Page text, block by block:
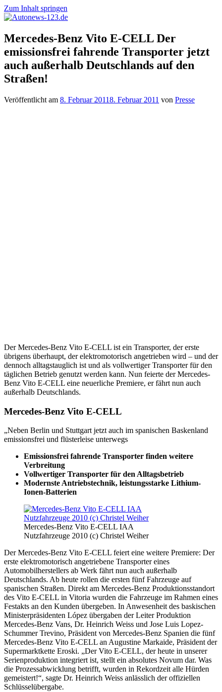
Zum Inhalt springen
Autonews-
123.de
Autonews
mit
Charme
Mercedes-Benz Vito E-CELL Der
emissionsfrei fahrende Transporter jetzt
auch außerhalb Deutschlands auf den
Straßen!
Veröffentlicht am 8. Februar 20118. Februar 2011 von Presse
Der Mercedes-Benz Vito E-CELL ist ein Transporter, der erste
übrigens überhaupt, der elektromotorisch angetrieben wird – und der
dennoch alltagstauglich ist und als vollwertiger Transporter für den
täglichen Betrieb genutzt werden kann. Nun feierte der Mercedes-
Benz Vito E-CELL eine neuerliche Premiere, er fährt nun auch
außerhalb Deutschlands.
Mercedes-Benz Vito E-CELL
„Neben Berlin und Stuttgart jetzt auch im spanischen Baskenland
emissionsfrei und flüsterleise unterwegs
Emissionsfrei fahrende Transporter finden weitere
Verbreitung
Vollwertiger Transporter für den Alltagsbetrieb
Modernste Antriebstechnik, leistungsstarke Lithium-
Ionen-Batterien
Mercedes-Benz Vito E-CELL IAA
Nutzfahrzeuge 2010 (c) Christel Weiher
Der Mercedes-Benz Vito E-CELL feiert eine weitere Premiere: Der
erste elektromotorisch angetriebene Transporter eines
Automobilherstellers ab Werk fährt nun auch außerhalb
Deutschlands. Ab heute rollen die ersten fünf Fahrzeuge auf
spanischen Straßen. Direkt am Mercedes-Benz Produktionsstandort
des Vito E-CELL in Vitoria wurden die Fahrzeuge im Rahmen eines
Festakts an den Kunden übergeben. In Anwesenheit des baskischen
Ministerpräsidenten López übergaben der Leiter Produktion
Mercedes-Benz Vans, Dr. Heinrich Weiss und Jose Luis Lopez-
Schummer Trevino, Präsident von Mercedes-Benz Spanien die fünf
Mercedes-Benz Vito E-CELL an Augustine Markaide, Präsident der
Supermarktkette Eroski. „Der Vito E-CELL, der heute in unserer
Serienproduktion integriert ist, stellt ein absolutes Novum dar. Was
die Prozessabwicklung betrifft, wurden in Rekordzeit alle Hürden
gemeistert!“, sagte Dr. Heinrich Weiss anlässlich der offiziellen
Schlüsselübergabe.